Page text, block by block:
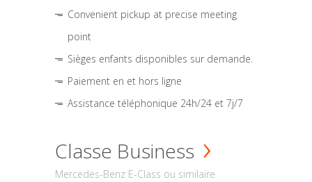
Convenient pickup at precise meeting
point
Sièges enfants disponibles sur demande.
Paiement en et hors ligne
Assistance téléphonique 24h/24 et 7j/7
Classe Business
Mercedes-Benz E-Class ou similaire